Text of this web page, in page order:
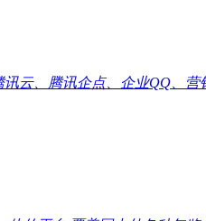
云、腾讯企点、企业QQ、